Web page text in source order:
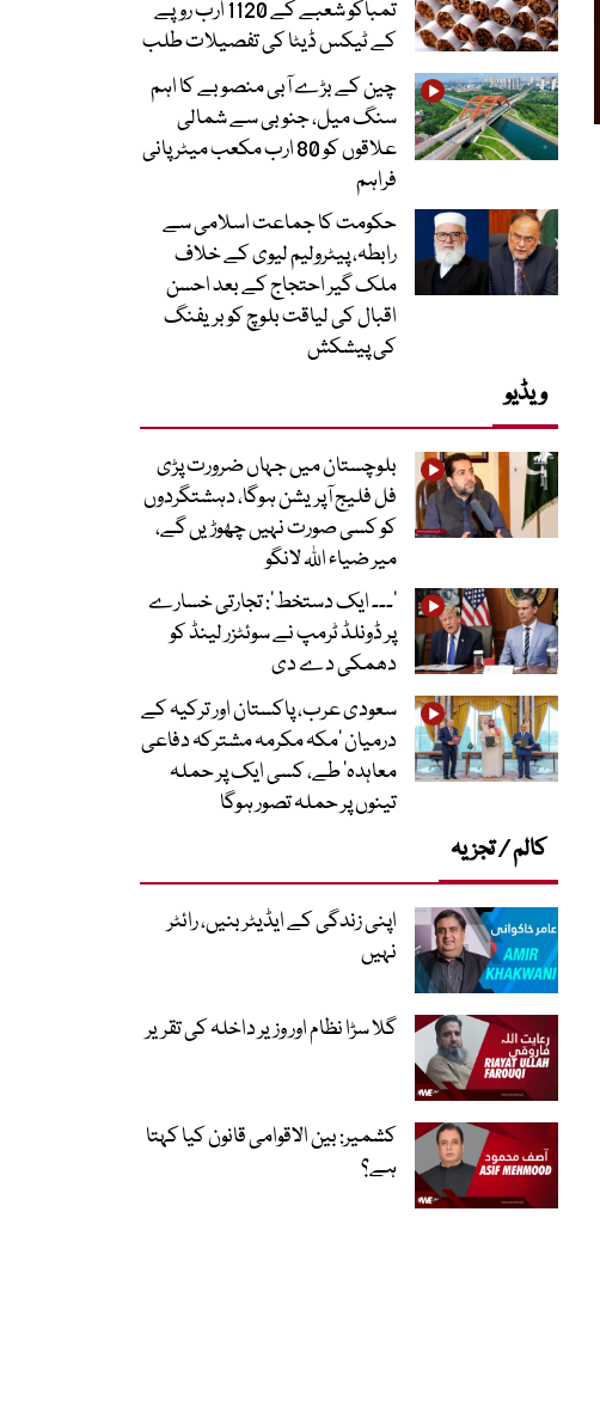
تمباکو شعبے کے 1120 ارب روپے
کے ٹیکس ڈیٹا کی تفصیلات طلب
چین کے بڑے آبی منصوبے کا اہم
سنگ میل، جنوبی سے شمالی
علاقوں کو 80 ارب مکعب میٹر پانی
فراہم
حکومت کا جماعت اسلامی سے
رابطہ، پیٹرولیم لیوی کے خلاف
ملک گیر احتجاج کے بعد احسن
اقبال کی لیاقت بلوچ کو بریفنگ
کی پیشکش
ویڈیو
بلوچستان میں جہاں ضرورت پڑی
فل فلیج آپریشن ہوگا، دہشتگردوں
کو کسی صورت نہیں چھوڑیں گے،
میر ضیاء اللہ لانگو
’۔۔۔ ایک دستخط‘: تجارتی خسارے
پر ڈونلڈ ٹرمپ نے سوئٹزر لینڈ کو
دھمکی دے دی
سعودی عرب، پاکستان اور ترکیہ کے
درمیان ’مکہ مکرمہ مشترکہ دفاعی
معاہدہ‘ طے، کسی ایک پر حملہ
تینوں پر حملہ تصور ہوگا
کالم / تجزیہ
اپنی زندگی کے ایڈیٹر بنیں، رائٹر
نہیں
گلا سڑا نظام اور وزیر داخلہ کی تقریر
کشمیر: بین الاقوامی قانون کیا کہتا
ہے؟